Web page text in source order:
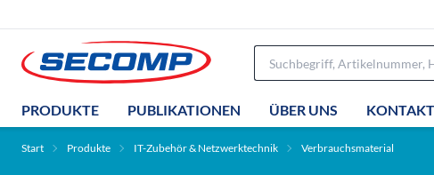
PRODUKTE PUBLIKATIONEN ÜBER UNS KONTAKT
Start Produkte IT-Zubehör & Netzwerktechnik Verbrauchsmaterial